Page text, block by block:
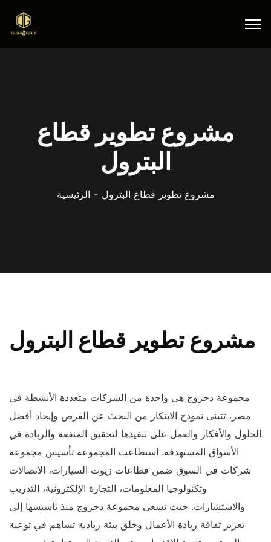
مشروع تطوير قطاع
البترول
الرئيسية مشروع تطوير قطاع البترول
مشروع تطوير قطاع البترول
مجموعة دحروج هي واحدة من الشركات متعددة الأنشطة في
مصر، تتبنى نموذج الابتكار من البحث عن الفرص وإيجاد أفضل
الحلول والأفكار والعمل على تنفيذها لتحقيق المنفعة والريادة في
الأسواق المستهدفة. استطاعت المجموعة تأسيس مجموعة
شركات في السوق ضمن قطاعات زيوت السيارات، الاتصالات
وتكنولوجيا المعلومات، التجارة الإلكترونية، التدريب
والاستشارات. حيث تسعى مجموعة دحروج منذ تأسيسها إلى
تعزيز ثقافة ريادة الأعمال وخلق بيئة ريادية تساهم في توعية